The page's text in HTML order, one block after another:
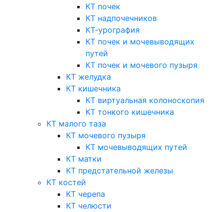
КТ почек
КТ надпочечников
КТ-урография
КТ почек и мочевыводящих
путей
КТ почек и мочевого пузыря
КТ желудка
КТ кишечника
КТ виртуальная колоноскопия
КТ тонкого кишечника
КТ малого таза
КТ мочевого пузыря
КТ мочевыводящих путей
КТ матки
КТ предстательной железы
КТ костей
КТ черепа
КТ челюсти